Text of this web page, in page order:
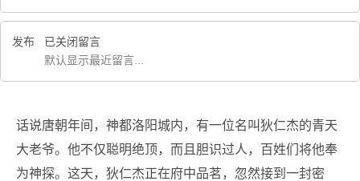
发布
已关闭留言
默认显示最近留言...
话说唐朝年间，神都洛阳城内，有一位名叫狄仁杰的青天
大老爷。他不仅聪明绝顶，而且胆识过人，百姓们将他奉
为神探。这天，狄仁杰正在府中品茗，忽然接到一封密